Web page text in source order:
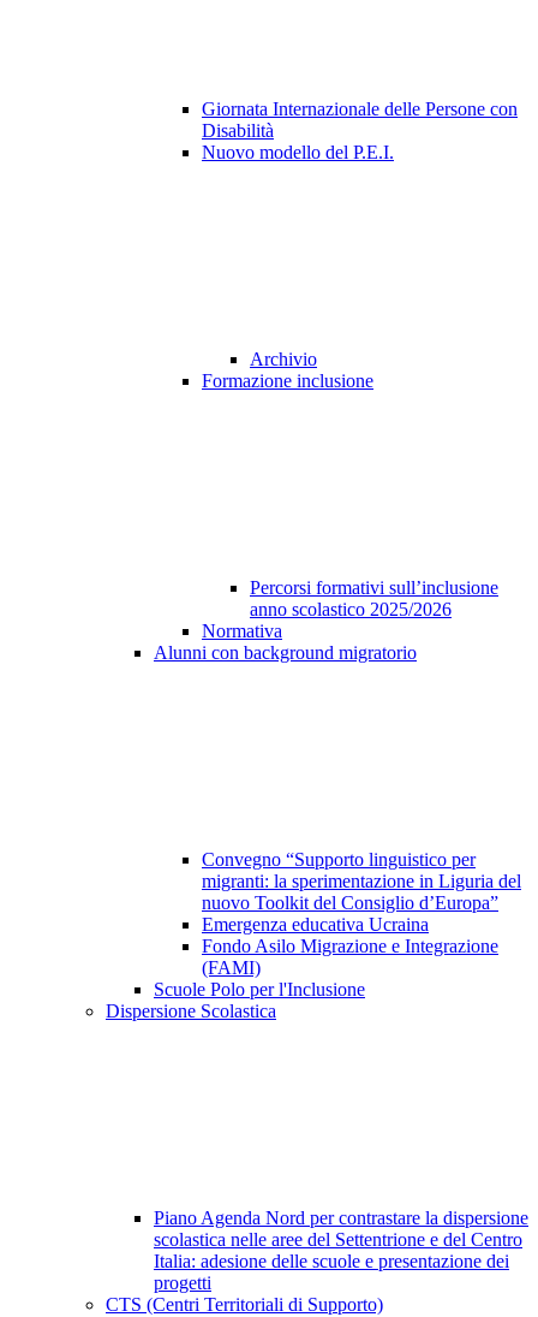
Giornata Internazionale delle Persone con
Disabilità
Nuovo modello del P.E.I.
Archivio
Formazione inclusione
Percorsi formativi sull’inclusione
anno scolastico 2025/2026
Normativa
Alunni con background migratorio
Convegno “Supporto linguistico per
migranti: la sperimentazione in Liguria del
nuovo Toolkit del Consiglio d’Europa”
Emergenza educativa Ucraina
Fondo Asilo Migrazione e Integrazione
(FAMI)
Scuole Polo per l'Inclusione
Dispersione Scolastica
Piano Agenda Nord per contrastare la dispersione
scolastica nelle aree del Settentrione e del Centro
Italia: adesione delle scuole e presentazione dei
progetti
CTS (Centri Territoriali di Supporto)